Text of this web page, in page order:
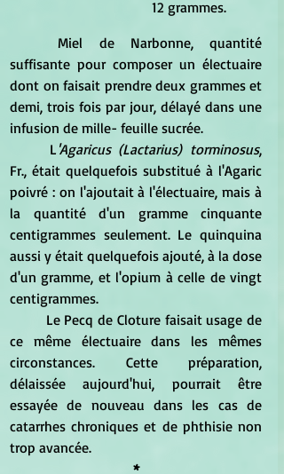
12 grammes.
	Miel de Narbonne, quantité
suffisante pour composer un électuaire
dont on faisait prendre deux grammes et
demi, trois fois par jour, délayé dans une
infusion de mille- feuille sucrée.
	L
'Agaricus (Lactarius) torminosus,
Fr., était quelquefois substitué à l'Agaric
poivré : on l'ajoutait à l'électuaire, mais à
la quantité d'un gramme cinquante
centigrammes seulement. Le quinquina
aussi y était quelquefois ajouté, à la dose
d'un gramme, et l'opium à celle de vingt
centigrammes.
ce même électuaire dans les mêmes
circonstances. Cette préparation,
délaissée aujourd'hui, pourrait être
essayée de nouveau dans les cas de
catarrhes chroniques et de phthisie non
trop avancée.
*